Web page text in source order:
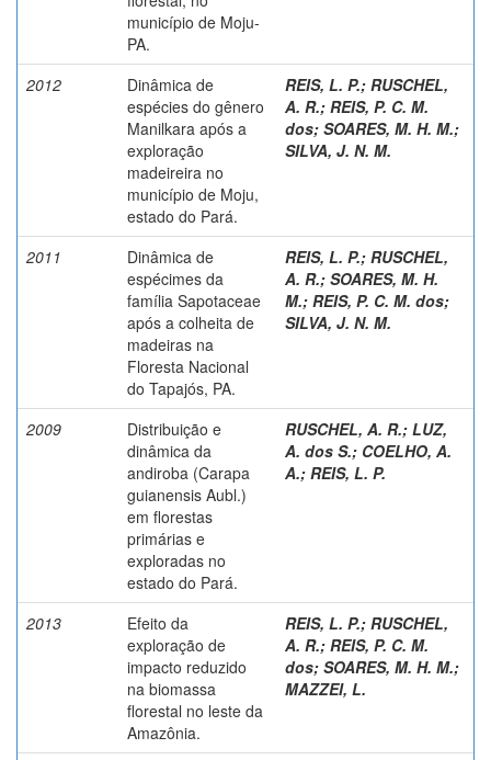
município de Moju-
PA.
2012
Dinâmica de
espécies do gênero
Manilkara após a
exploração
madeireira no
município de Moju,
estado do Pará.
REIS, L. P.; RUSCHEL,
A. R.; REIS, P. C. M.
dos; SOARES, M. H. M.;
SILVA, J. N. M.
2011
Dinâmica de
espécimes da
família Sapotaceae
após a colheita de
madeiras na
Floresta Nacional
do Tapajós, PA.
REIS, L. P.; RUSCHEL,
A. R.; SOARES, M. H.
M.; REIS, P. C. M. dos;
SILVA, J. N. M.
2009
Distribuição e
dinâmica da
andiroba (Carapa
guianensis Aubl.)
em florestas
primárias e
exploradas no
estado do Pará.
RUSCHEL, A. R.; LUZ,
A. dos S.; COELHO, A.
A.; REIS, L. P.
2013
Efeito da
exploração de
impacto reduzido
na biomassa
florestal no leste da
Amazônia.
REIS, L. P.; RUSCHEL,
A. R.; REIS, P. C. M.
dos; SOARES, M. H. M.;
MAZZEI, L.